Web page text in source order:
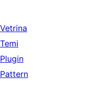
Vetrina
Temi
Plugin
Pattern